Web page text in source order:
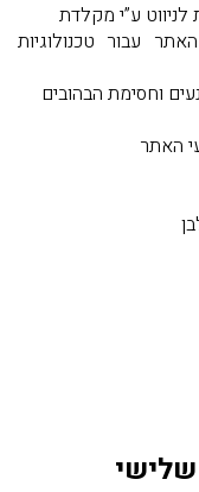
ע”י מקלדת
עבור טכנולוגיות
וחסימת הבהובים
האתר